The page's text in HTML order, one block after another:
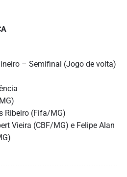
– Semifinal (Jogo de volta)
Ribeiro (Fifa/MG)
Vieira (CBF/MG) e Felipe Alan